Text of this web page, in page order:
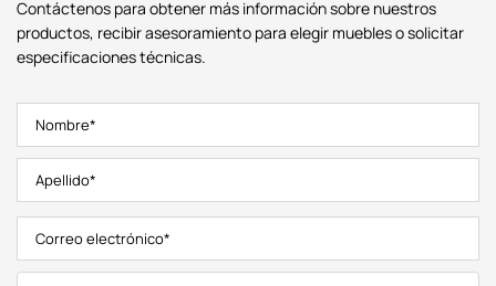
Contáctenos para obtener más información sobre nuestros
productos, recibir asesoramiento para elegir muebles o solicitar
especificaciones técnicas.